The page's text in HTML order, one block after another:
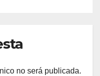
no será publicada.